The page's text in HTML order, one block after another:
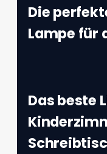
Die
Lampe für
Das beste